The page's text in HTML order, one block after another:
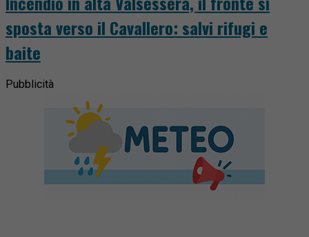
sposta verso il Cavallero: salvi rifugi e
baite
Pubblicità